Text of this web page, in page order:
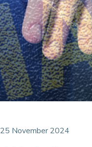
25 November 2024